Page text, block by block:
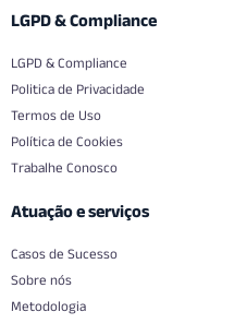
LGPD & Compliance
LGPD & Compliance
Politica de Privacidade
Termos de Uso
Política de Cookies
Trabalhe Conosco
Atuação e serviços
Casos de Sucesso
Sobre nós
Metodologia